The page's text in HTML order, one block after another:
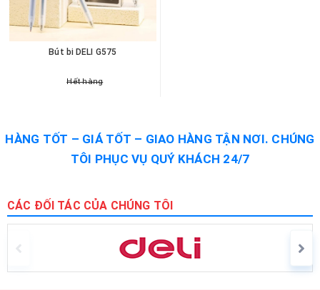
Bút bi DELI G575
Hết hàng
HÀNG TỐT – GIÁ TỐT – GIAO HÀNG TẬN NƠI. CHÚNG
TÔI PHỤC VỤ QUÝ KHÁCH 24/7
CÁC ĐỐI TÁC CỦA CHÚNG TÔI